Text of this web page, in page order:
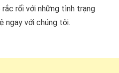
rắc rối với những tình trạng
ngay với chúng tôi.